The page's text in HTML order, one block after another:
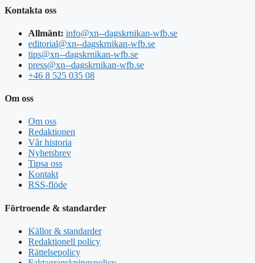
Kontakta oss
Allmänt: info@xn--dagskrnikan-wfb.se
editorial@xn--dagskrnikan-wfb.se
tips@xn--dagskrnikan-wfb.se
press@xn--dagskrnikan-wfb.se
+46 8 525 035 08
Om oss
Om oss
Redaktionen
Vår historia
Nyhetsbrev
Tipsa oss
Kontakt
RSS-flöde
Förtroende & standarder
Källor & standarder
Redaktionell policy
Rättelsepolicy